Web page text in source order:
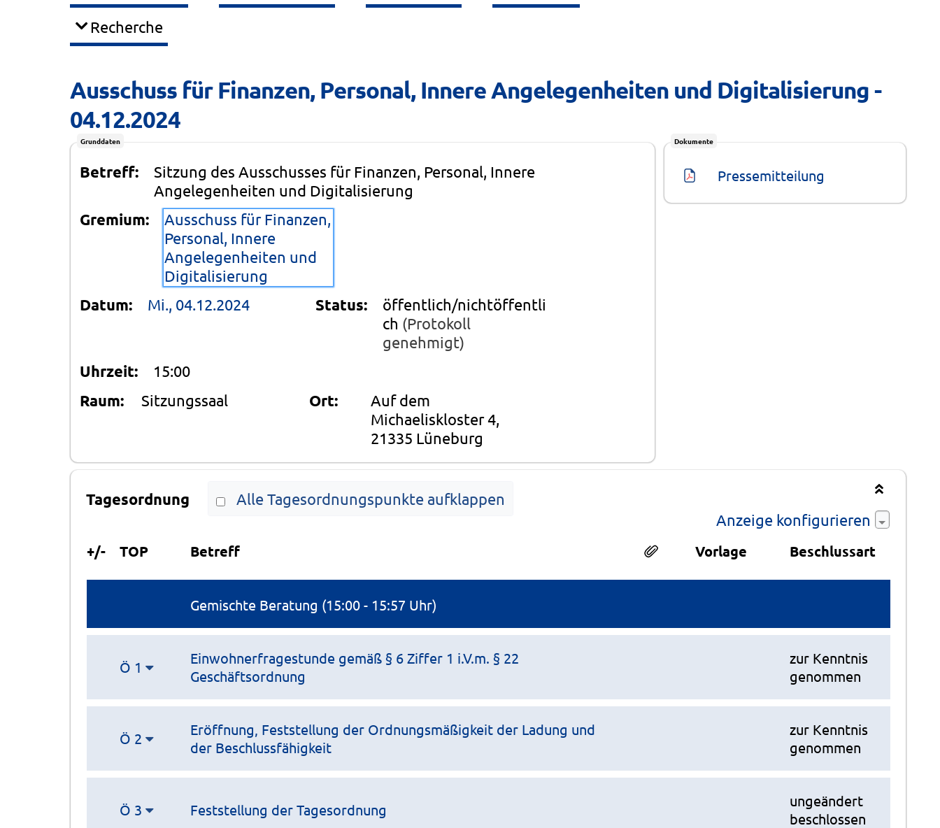
Recherche
Ausschuss für Finanzen, Personal, Innere Angelegenheiten und Digitalisierung -
04.12.2024
Grunddaten
Betreff:
Sitzung des Ausschusses für Finanzen, Personal, Innere
Angelegenheiten und Digitalisierung
Gremium:
Ausschuss für Finanzen,
Personal, Innere
Angelegenheiten und
Digitalisierung
Datum: Mi., 04.12.2024 Status:
öffentlich/nichtöffentli
ch (Protokoll
genehmigt)
Uhrzeit: 15:00
Raum: Sitzungssaal Ort:
Auf dem
Michaeliskloster 4,
21335 Lüneburg
Dokumente
Pressemitteilung
Tagesordnung
Alle Tagesordnungspunkte aufklappen
Anzeige konfigurieren
+/- TOP Betreff Vorlage Beschlussart
Gemischte Beratung (15:00 - 15:57 Uhr)
Ö 1
Einwohnerfragestunde gemäß § 6 Ziffer 1 i.V.m. § 22
Geschäftsordnung
zur Kenntnis
genommen
Ö 2
Eröffnung, Feststellung der Ordnungsmäßigkeit der Ladung und
der Beschlussfähigkeit
zur Kenntnis
genommen
Ö 3 Feststellung der Tagesordnung
ungeändert
beschlossen